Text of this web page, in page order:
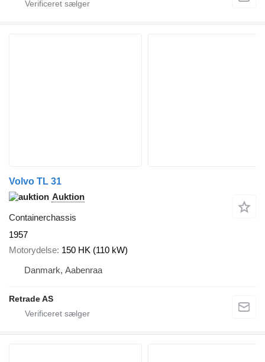
Volvo TL 31
Auktion
Containerchassis
1957
Motorydelse 150 HK (110 kW)
Danmark, Aabenraa
Retrade AS